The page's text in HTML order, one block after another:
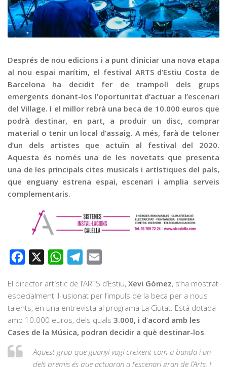
Publicitat
Contacte
Després de nou edicions i a punt d’iniciar una nova etapa
al nou espai marítim, el festival ARTS d’Estiu Costa de
Barcelona ha decidit fer de trampolí dels grups
emergents donant-los l’oportunitat d’actuar a l’escenari
del Village. I el millor rebrà una beca de 10.000 euros que
podrà destinar, en part, a produir un disc, comprar
material o tenir un local d’assaig. A més, farà de teloner
d’un dels artistes que actuïn al festival del 2020.
Aquesta és només una de les novetats que presenta
una de les principals cites musicals i artístiques del país,
que enguany estrena espai, escenari i amplia serveis
complementaris.
Facebook WhatsAppTelegram
El director artístic de l’ARTS d’Estiu, Xevi Gómez, s’ha mostrat
especialment il·lusionat per l’impuls de la beca per a nous
talents, en una entrevista al programa La Ciutat. Està dotada
amb 10.000 euros, dels quals 3.000, i d’acord amb les
Cases de la Música, podran decidir a què destinar-los
Aquest grup que guanyi vagi creixent com a banda i un
dels premis és que actuaran a l’escenari gran de l’Arts. I